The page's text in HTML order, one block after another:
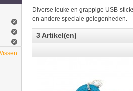
Diverse leuke en grappige USB-
en andere speciale gelegenheden.
3 Artikel(en)